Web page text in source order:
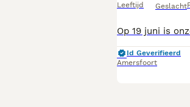
Leeftijd Geslacht
Id Geverifieerd
Amersfoort